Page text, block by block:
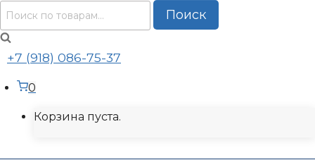
Поиск
+7 (918) 086-75-37
0
Корзина пуста.